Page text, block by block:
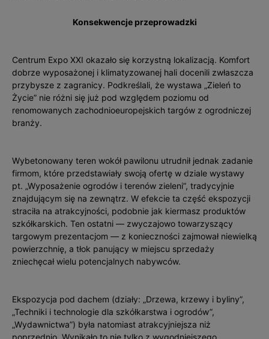
Konsekwencje przeprowadzki
Centrum Expo XXI okazało się korzystną lokalizacją. Komfort
dobrze wyposażonej i klimatyzowanej hali docenili zwłaszcza
przybysze z zagranicy. Podkreślali, że wystawa „Zieleń to
Życie” nie różni się już pod względem poziomu od
renomowanych zachodnioeuropejskich targów z ogrodniczej
branży.
Wybetonowany teren wokół pawilonu utrudnił jednak zadanie
firmom, które przedstawiały swoją ofertę w dziale wystawy
pt. „Wyposażenie ogrodów i terenów zieleni”, tradycyjnie
znajdującym się na zewnątrz. W efekcie ta część ekspozycji
straciła na atrakcyjności, podobnie jak kiermasz produktów
szkółkarskich. Ten ostatni — zwyczajowo towarzyszący
targowym prezentacjom — z konieczności zajmował niewielką
powierzchnię, a tłok panujący w miejscu sprzedaży
zniechęcał wielu potencjalnych nabywców.
Ekspozycja pod dachem (działy: „Drzewa, krzewy i byliny”,
„Techniki i technologie dla szkółkarstwa i ogrodów”,
„Wydawnictwa”) była natomiast atrakcyjniejsza niż
poprzednio. Wynikało to nie tylko z wygodniejszego,